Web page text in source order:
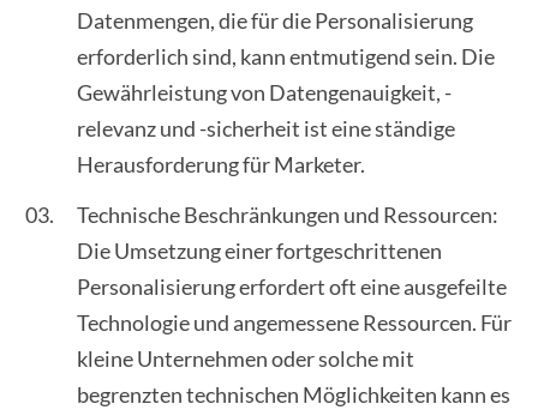
Datenmengen, die für die Personalisierung
erforderlich sind, kann entmutigend sein. Die
Gewährleistung von Datengenauigkeit, -
relevanz und -sicherheit ist eine ständige
Herausforderung für Marketer.
Technische Beschränkungen und Ressourcen:
Die Umsetzung einer fortgeschrittenen
Personalisierung erfordert oft eine ausgefeilte
Technologie und angemessene Ressourcen. Für
kleine Unternehmen oder solche mit
begrenzten technischen Möglichkeiten kann es